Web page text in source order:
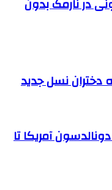
در نارمک بدون
دختران نسل جدید
دونالدسون آمریکا تا